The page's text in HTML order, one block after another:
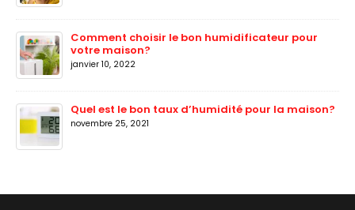
Comment choisir le bon humidificateur pour
votre maison?
janvier 10, 2022
Quel est le bon taux d’humidité pour la maison?
novembre 25, 2021